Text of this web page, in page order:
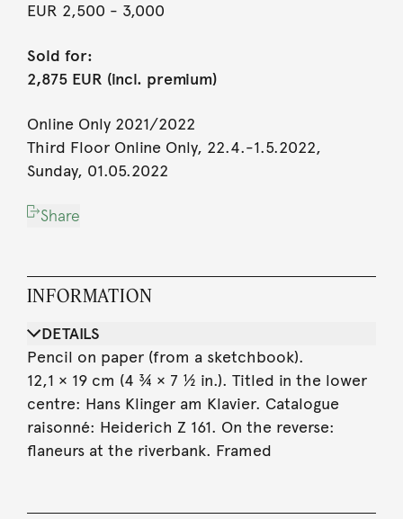
EUR 2,500 - 3,000
Sold for:
2,875 EUR (incl. premium)
Online Only 2021/2022
Third Floor Online Only, 22.4.-1.5.2022,
Sunday, 01.05.2022
Share
INFORMATION
DETAILS
Pencil on paper (from a sketchbook).
12,1 × 19 cm (4 ¾ × 7 ½ in.). Titled in the lower
centre: Hans Klinger am Klavier. Catalogue
raisonné: Heiderich Z 161. On the reverse:
flaneurs at the riverbank. Framed